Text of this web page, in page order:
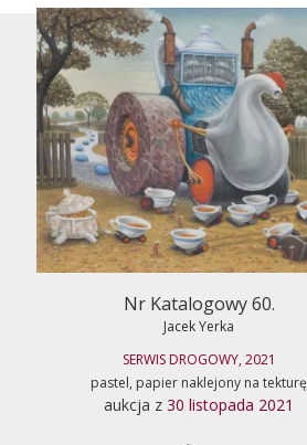
Nr Katalogowy 60.
Jacek Yerka
SERWIS DROGOWY, 2021
pastel, papier naklejony na tekturę
aukcja z 30 listopada 2021